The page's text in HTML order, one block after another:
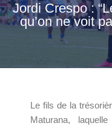
Jordi Crespo :
qu’on ne voit
Le fils de la
Maturana,